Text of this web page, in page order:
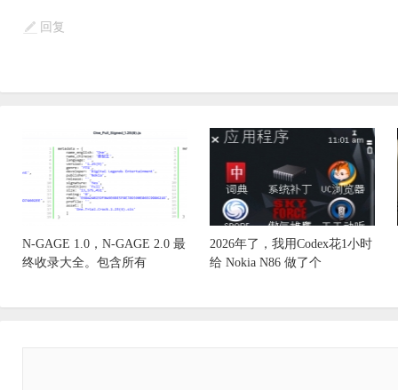
回复
N-GAGE 1.0，N-GAGE 2.0 最
终收录大全。包含所有
2026年了，我用Codex花1小时
给 Nokia N86 做了个